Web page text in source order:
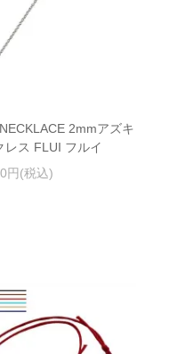
2mmアズキ
レス FLUI フルイ
円(税込)